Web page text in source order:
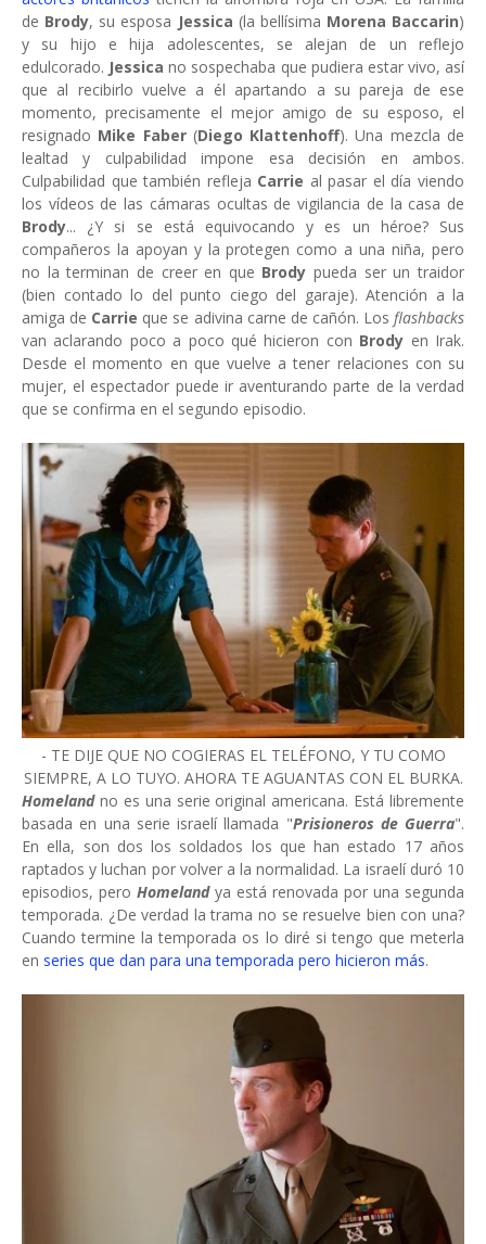
de Brody, su esposa Jessica (la bellísima Morena Baccarin)
y su hijo e hija adolescentes, se alejan de un reflejo
edulcorado. Jessica no sospechaba que pudiera estar vivo, así
que al recibirlo vuelve a él apartando a su pareja de ese
momento, precisamente el mejor amigo de su esposo, el
resignado Mike Faber(Diego Klattenhoff). Una mezcla de
lealtad y culpabilidad impone esa decisión en ambos.
Culpabilidad que también refleja Carrie al pasar el día viendo
los vídeos de las cámaras ocultas de vigilancia de la casa de
Brody... ¿Y si se está equivocando y es un héroe? Sus
compañeros la apoyan y la protegen como a una niña, pero
no la terminan de creer en que Brody pueda ser un traidor
(bien contado lo del punto ciego del garaje). Atención a la
amiga de Carrie que se adivina carne de cañón. Losflashbacks
van aclarando poco a poco qué hicieron con Brody en Irak.
Desde el momento en que vuelve a tener relaciones con su
mujer, el espectador puede ir aventurando parte de la verdad
que se confirma en el segundo episodio.
- TE DIJE QUE NO COGIERAS EL TELÉFONO, Y TU COMO
SIEMPRE, A LO TUYO. AHORA TE AGUANTAS CON EL BURKA.
Homelandno es una serie original americana. Está libremente
basada en una serie israelí llamada "Prisioneros de Guerra".
En ella, son dos los soldados los que han estado 17 años
raptados y luchan por volver a la normalidad. La israelí duró 10
episodios, pero Homelandya está renovada por una segunda
temporada. ¿De verdad la trama no se resuelve bien con una?
Cuando termine la temporada os lo diré si tengo que meterla
en series que dan para una temporada pero hicieron más.